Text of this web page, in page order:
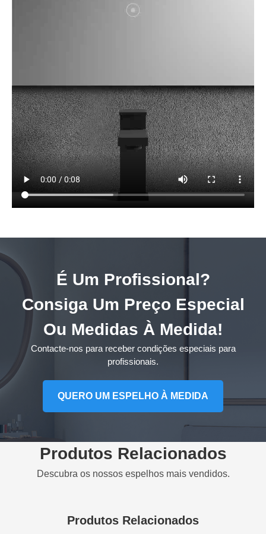
É Um Profissional?
Consiga Um Preço Especial
Ou Medidas À Medida!
Contacte-nos para receber condições especiais para
profissionais.
QUERO UM ESPELHO À MEDIDA
Produtos Relacionados
Descubra os nossos espelhos mais vendidos.
Produtos Relacionados